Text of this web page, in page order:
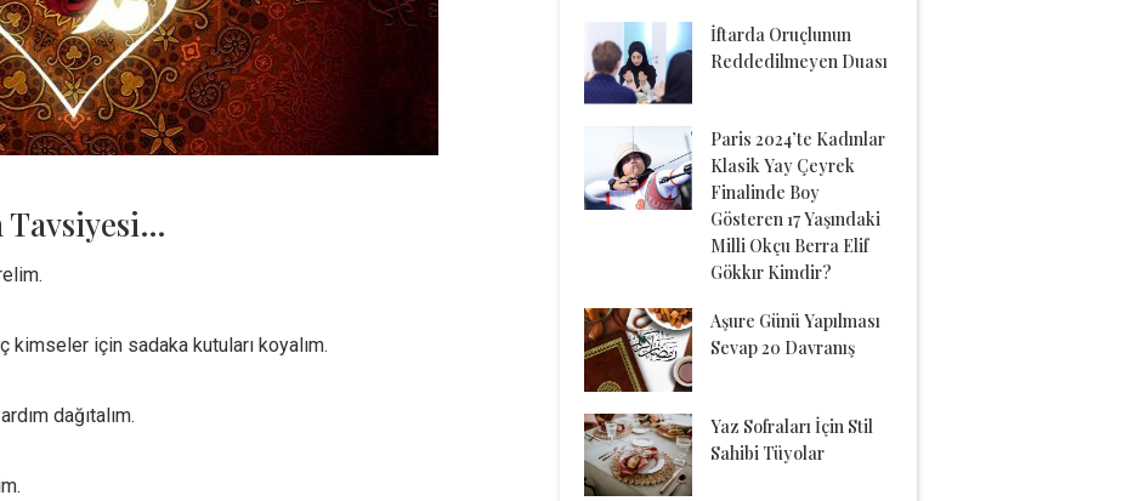
Tavsiyesi…
kimseler için sadaka kutuları koyalım.
dağıtalım.
İftarda Oruçlunun
Reddedilmeyen Duası
Paris 2024’te Kadınlar
Klasik Yay Çeyrek
Finalinde Boy
Gösteren 17 Yaşındaki
Milli Okçu Berra Elif
Gökkır Kimdir?
Aşure Günü Yapılması
Sevap 20 Davranış
Yaz Sofraları İçin Stil
Sahibi Tüyolar